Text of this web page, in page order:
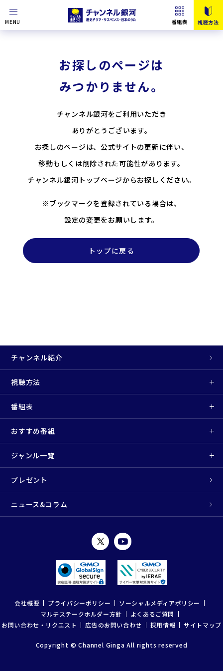
MENU 番組表 視聴方法
お探しのページは
みつかりません。
チャンネル銀河をご利用いただき
ありがとうございます。
お探しのページは、公式サイトの更新に伴い、
移動もしくは削除された可能性があります。
チャンネル銀河トップページからお探しください。
※ブックマークを登録されている場合は、
設定の変更をお願いします。
トップに戻る
チャンネル紹介
視聴方法
番組表
おすすめ番組
ジャンル一覧
プレゼント
ニュース&コラム
会社概要 プライバシーポリシー
ソーシャルメディアポリシー
マルチステークホルダー方針
よくあるご質問
お問い合わせ・リクエスト
広告のお問い合わせ 採用情報 サイトマップ
Copyright © Channel Ginga All rights reserved